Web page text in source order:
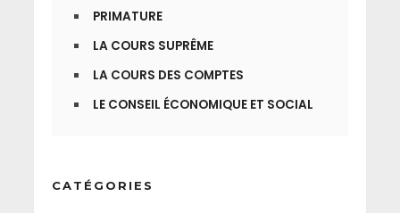
PRIMATURE
LA COURS SUPRÊME
LA COURS DES COMPTES
LE CONSEIL ÉCONOMIQUE ET SOCIAL
CATÉGORIES